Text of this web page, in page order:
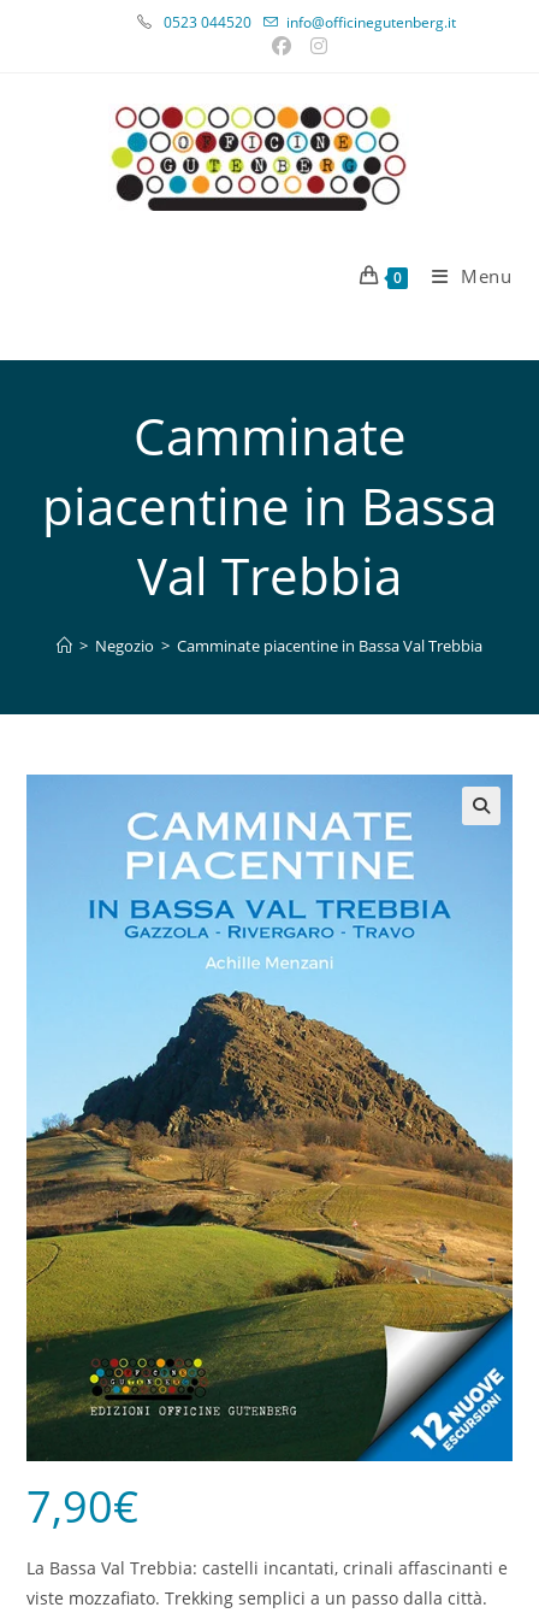
0523 044520 info@officinegutenberg.it
0 Menu
Camminate
piacentine in Bassa
Val Trebbia
> Negozio > Camminate piacentine in Bassa Val Trebbia
7,90€
La Bassa Val Trebbia: castelli incantati, crinali affascinanti e
viste mozzafiato. Trekking semplici a un passo dalla città.